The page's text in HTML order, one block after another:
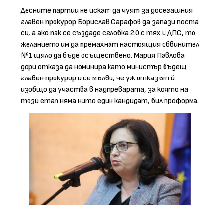
Десните партии не искат да чуят за досегашния
главен прокурор Борислав Сарафов да запази поста
си, а ако пак се създаде сглобка 2.0 с тях и ДПС, то
желанието им да премахнат настоящия обвинител
№1 щяло да бъде осъществено. Мария Павлова
дори отказа да номинира като министър бъдещ
главен прокурор и се мълви, че уж отказът й
изобщо да участва в надпреварата, за която на
този етап няма нито един кандидат, бил проформа.